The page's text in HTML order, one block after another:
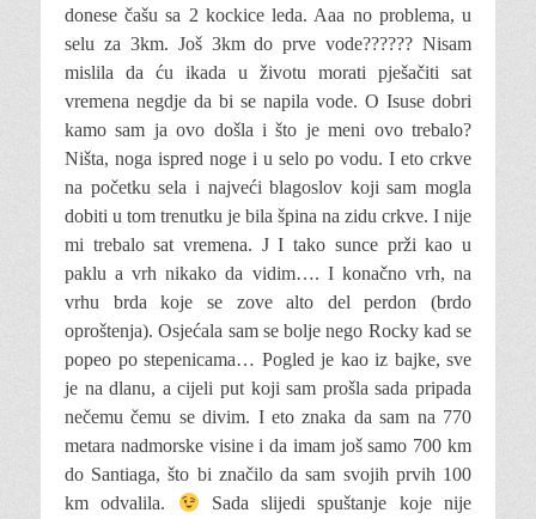
donese čašu sa 2 kockice leda. Aaa no problema, u
selu za 3km. Još 3km do prve vode?????? Nisam
mislila da ću ikada u životu morati pješačiti sat
vremena negdje da bi se napila vode. O Isuse dobri
kamo sam ja ovo došla i što je meni ovo trebalo?
Ništa, noga ispred noge i u selo po vodu. I eto crkve
na početku sela i najveći blagoslov koji sam mogla
dobiti u tom trenutku je bila špina na zidu crkve. I nije
mi trebalo sat vremena. J I tako sunce prži kao u
paklu a vrh nikako da vidim…. I konačno vrh, na
vrhu brda koje se zove alto del perdon (brdo
oproštenja). Osjećala sam se bolje nego Rocky kad se
popeo po stepenicama… Pogled je kao iz bajke, sve
je na dlanu, a cijeli put koji sam prošla sada pripada
nečemu čemu se divim. I eto znaka da sam na 770
metara nadmorske visine i da imam još samo 700 km
do Santiaga, što bi značilo da sam svojih prvih 100
km odvalila.
Sada slijedi spuštanje koje nije